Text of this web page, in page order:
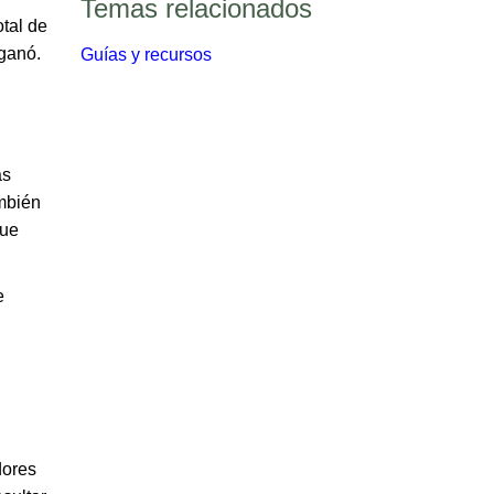
de
Temas relacionados​​
Guías y recursos​